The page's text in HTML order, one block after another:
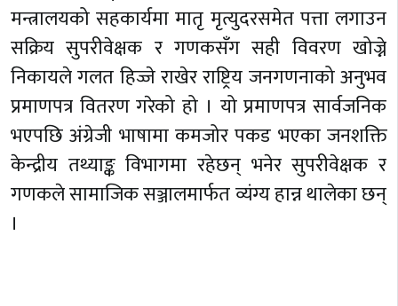
मन्त्रालयको सहकार्यमा मातृ मृत्युदरसमेत पत्ता लगाउन
सक्रिय सुपरीवेक्षक र गणकसँग सही विवरण खोज्ने
निकायले गलत हिज्जे राखेर राष्ट्रिय जनगणनाको अनुभव
प्रमाणपत्र वितरण गरेको हो । यो प्रमाणपत्र सार्वजनिक
भएपछि अंग्रेजी भाषामा कमजोर पकड भएका जनशक्ति
केन्द्रीय तथ्याङ्क विभागमा रहेछन् भनेर सुपरीवेक्षक र
गणकले सामाजिक सञ्जालमार्फत व्यंग्य हान्न थालेका छन्
।